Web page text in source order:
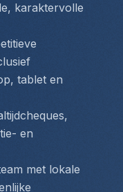
karaktervolle
tablet en
en
met lokale